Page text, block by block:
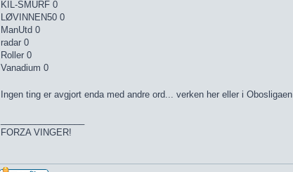
KIL-SMURF 0
LØVINNEN50 0
ManUtd 0
radar 0
Roller 0
Vanadium 0
Ingen ting er avgjort enda med andre ord... verken her eller i Obosligaen
FORZA VINGER!